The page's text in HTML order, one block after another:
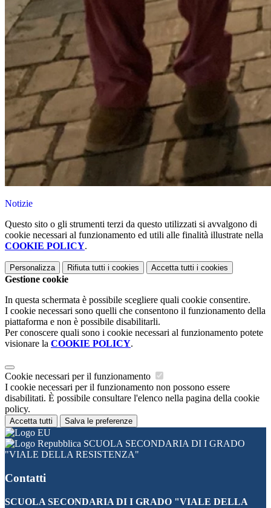
Notizie
Questo sito o gli strumenti terzi da questo utilizzati si avvalgono di
cookie necessari al funzionamento ed utili alle finalità illustrate nella
COOKIE POLICY.
Personalizza Rifiuta tutti i cookies Accetta tutti i cookies
Gestione cookie
In questa schermata è possibile scegliere quali cookie consentire.
I cookie necessari sono quelli che consentono il funzionamento della
piattaforma e non è possibile disabilitarli.
Per conoscere quali sono i cookie necessari al funzionamento potete
visionare la COOKIE POLICY.
Cookie necessari per il funzionamento
I cookie necessari per il funzionamento non possono essere
disabilitati. È possibile consultare l'elenco nella pagina della cookie
policy.
Accetta tutti Salva le preferenze
SCUOLA SECONDARIA DI I GRADO
"VIALE DELLA RESISTENZA"
Contatti
SCUOLA SECONDARIA DI I GRADO "VIALE DELLA